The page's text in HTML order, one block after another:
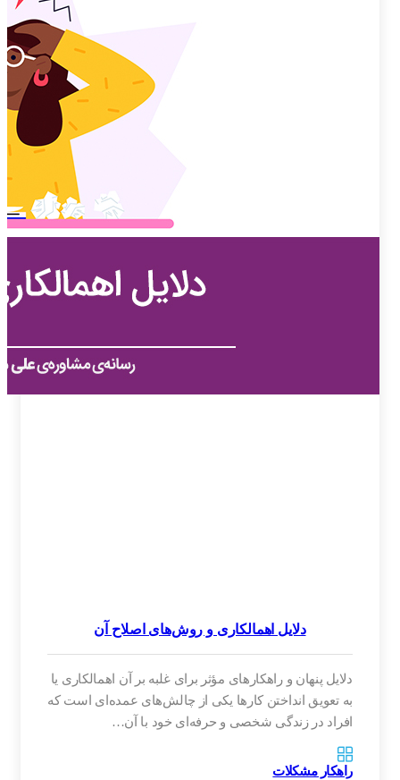
دلایل اهمالکاری و روش‌های اصلاح آن
دلایل پنهان و راهکارهای مؤثر برای غلبه بر آن اهمالکاری یا
به تعویق انداختن کارها یکی از چالش‌های عمده‌ای است که
افراد در زندگی شخصی و حرفه‌ای خود با آن…
راهکار مشکلات